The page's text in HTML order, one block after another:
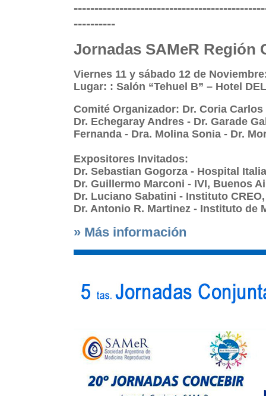
----------
Jornadas SAMeR Región
Viernes 11 y sábado 12 de
Lugar: : Salón “Tehuel B” – Hotel
Comité Organizador: Dr. Coria Carlos
Dr. Echegaray Andres - Dr. Garade
Fernanda - Dra. Molina Sonia - Dr.
Expositores Invitados:
Dr. Sebastian Gogorza - Hospital
Dr. Guillermo Marconi - IVI, Buenos
Dr. Luciano Sabatini - Instituto
Dr. Antonio R. Martinez - Instituto de
» Más información